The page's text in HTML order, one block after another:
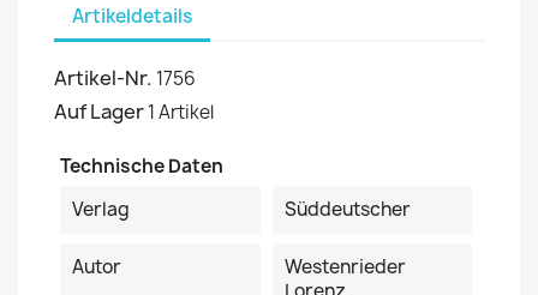
Artikeldetails
Artikel-Nr. 1756
Auf Lager1 Artikel
Technische Daten
Verlag
Süddeutscher
Autor
Westenrieder